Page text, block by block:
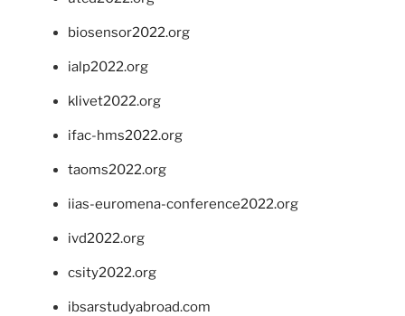
biosensor2022.org
ialp2022.org
klivet2022.org
ifac-hms2022.org
taoms2022.org
iias-euromena-conference2022.org
ivd2022.org
csity2022.org
ibsarstudyabroad.com